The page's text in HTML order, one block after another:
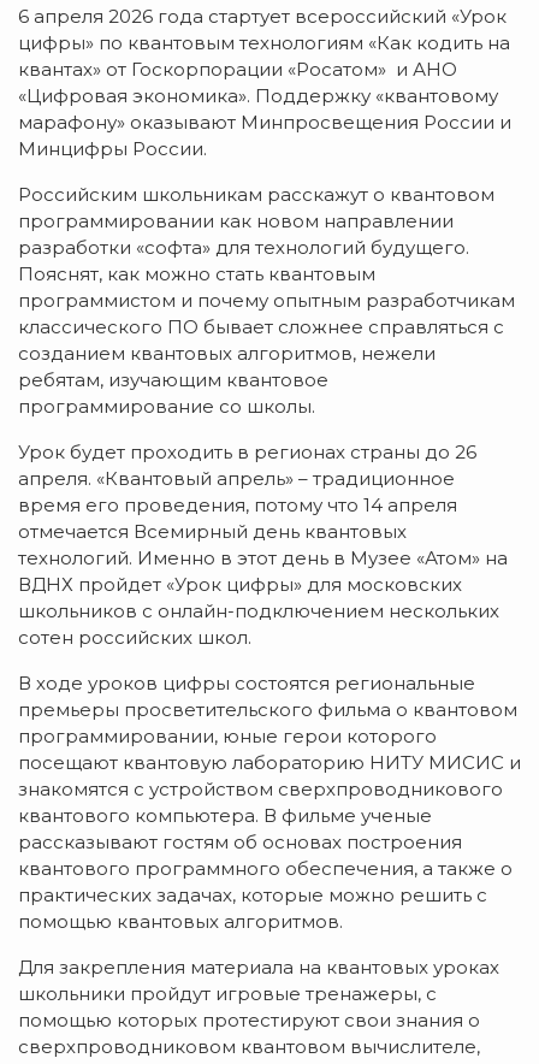
6 апреля 2026 года стартует всероссийский «Урок
цифры» по квантовым технологиям «Как кодить на
квантах» от Госкорпорации «Росатом» и АНО
«Цифровая экономика». Поддержку «квантовому
марафону» оказывают Минпросвещения России и
Минцифры России.
Российским школьникам расскажут о квантовом
программировании как новом направлении
разработки «софта» для технологий будущего.
Пояснят, как можно стать квантовым
программистом и почему опытным разработчикам
классического ПО бывает сложнее справляться с
созданием квантовых алгоритмов, нежели
ребятам, изучающим квантовое
программирование со школы.
Урок будет проходить в регионах страны до 26
апреля. «Квантовый апрель» – традиционное
время его проведения, потому что 14 апреля
отмечается Всемирный день квантовых
технологий. Именно в этот день в Музее «Атом» на
ВДНХ пройдет «Урок цифры» для московских
школьников с онлайн-подключением нескольких
сотен российских школ.
В ходе уроков цифры состоятся региональные
премьеры просветительского фильма о квантовом
программировании, юные герои которого
посещают квантовую лабораторию НИТУ МИСИС и
знакомятся с устройством сверхпроводникового
квантового компьютера. В фильме ученые
рассказывают гостям об основах построения
квантового программного обеспечения, а также о
практических задачах, которые можно решить с
помощью квантовых алгоритмов.
Для закрепления материала на квантовых уроках
школьники пройдут игровые тренажеры, с
помощью которых протестируют свои знания о
сверхпроводниковом квантовом вычислителе,